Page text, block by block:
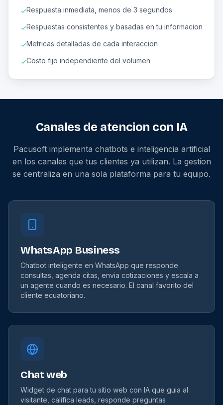
✓Respuesta inmediata, menos de 3 segundos
✓Respuestas consistentes y basadas en tu informacion
✓Metricas detalladas de cada interaccion
✓Costo fijo independiente del volumen
Canales de atencion con IA
Pacusoft implementa chatbots e inteligencia artificial
en los canales que tus clientes ya utilizan. La gestion
se centraliza en una sola plataforma para tu equipo.
WhatsApp Business
Chatbot inteligente en WhatsApp que responde
consultas, agenda citas, envia cotizaciones y escala a
un agente cuando es necesario. El canal favorito del
cliente ecuatoriano.
Chat web
Widget de chat para tu sitio web con IA que guia al
visitante, califica leads, responde preguntas